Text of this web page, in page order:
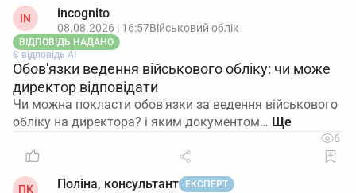
IN incognito
08.08.2026 | 16:57Військовий облік
ВІДПОВІДЬ НАДАНО
Є відповідь АІ
Обов'язки ведення військового обліку: чи може
директор відповідати
Чи можна покласти обов'язки за ведення військового
обліку на директора? і яким документом…
6
ПК Поліна, консультант ЕКСПЕРТ